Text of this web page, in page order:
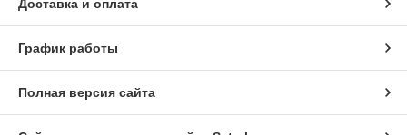
Доставка и оплата
График работы
Полная версия сайта